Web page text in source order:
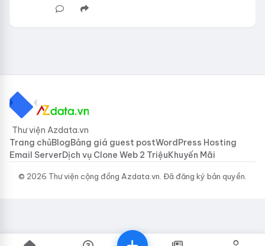
Thư viện Azdata.vn
Trang chủBlogBảng giá guest postWordPress Hosting
Email ServerDịch vụ Clone Web 2 TriệuKhuyến Mãi
© 2026 Thư viện cộng đồng Azdata.vn. Đã đăng ký bản quyền.